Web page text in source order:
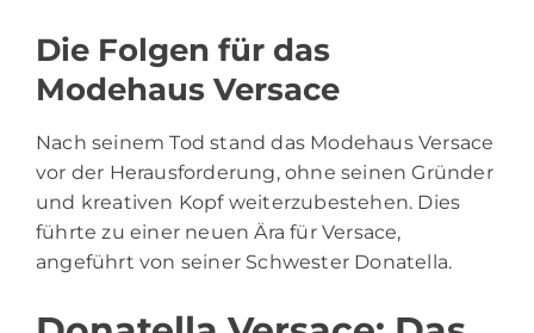
Die Folgen für das
Modehaus Versace
Nach seinem Tod stand das Modehaus Versace
vor der Herausforderung, ohne seinen Gründer
und kreativen Kopf weiterzubestehen. Dies
führte zu einer neuen Ära für Versace,
angeführt von seiner Schwester Donatella.